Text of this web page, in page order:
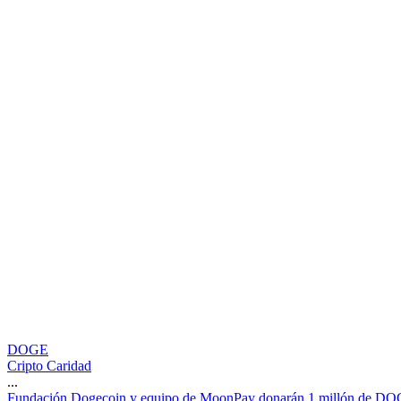
DOGE
Cripto Caridad
...
Fundación Dogecoin y equipo de MoonPay donarán 1 millón de DO